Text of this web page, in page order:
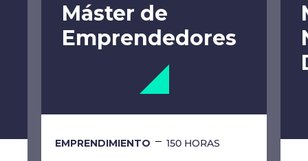
Máster de
Emprendedores
EMPRENDIMIENTO 150 HORAS